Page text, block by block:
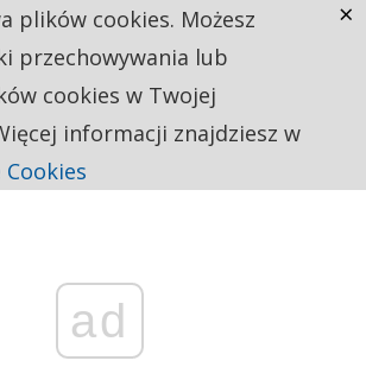
ad
plików cookies. Możesz
przechowywania lub
cookies w Twojej
informacji znajdziesz w
×